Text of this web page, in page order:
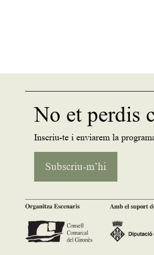
No et perdis
Inscriu-te i enviarem la
Subscriu-m’hi